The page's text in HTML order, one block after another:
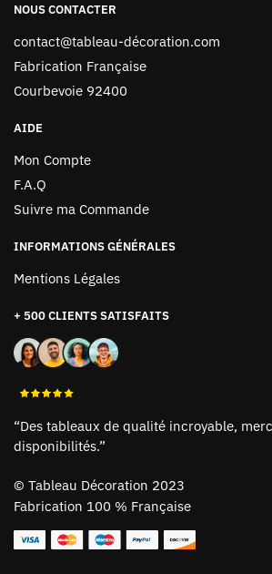
NOUS CONTACTER
contact@tableau-décoration.com
Fabrication Française
Courbevoie 92400
AIDE
Mon Compte
F.A.Q
Suivre ma Commande
INFORMATIONS GÉNÉRALES
Mentions Légales
+ 500 CLIENTS SATISFAITS
“Des tableaux de qualité incroyable,
disponibilités.”
© Tableau Décoration 2023
Fabrication 100 % Française